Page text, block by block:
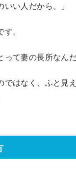
いい人だから。」
。
て妻の長所なんだ
ではなく、ふと見